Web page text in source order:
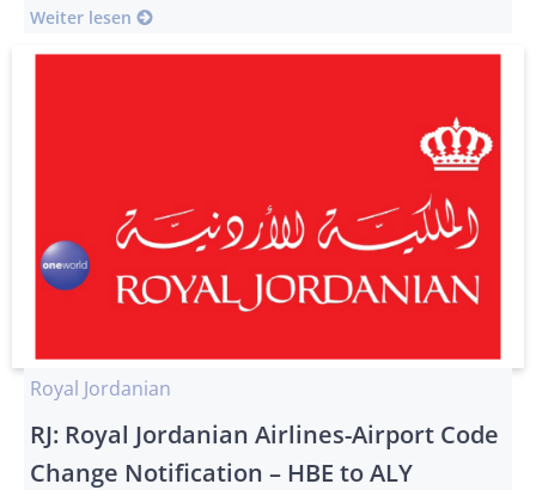
Weiter lesen
Royal Jordanian
RJ: Royal Jordanian Airlines-Airport Code
Change Notification – HBE to ALY